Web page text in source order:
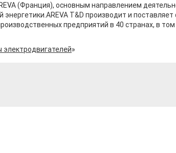
(Франция), основным направлением
T&D производит и
предприятий в 40 странах, в
»